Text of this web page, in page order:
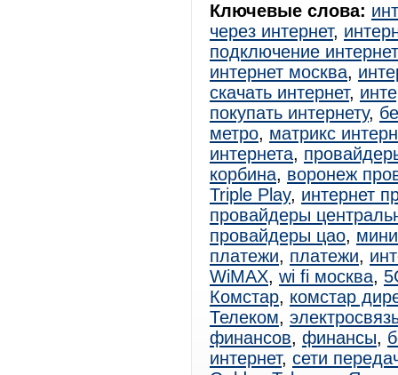
Ключевые слова:
через интернет,
подключение
интернет москва,
скачать интернет,
покупать интернету,
метро, матрикс
интернета,
корбина, воронеж
Triple Play, интернет
провайдеры
провайдеры цао,
платежи, платежи,
WiMAX, wi fi москва,
Комстар, комстар
Телеком,
финансов, финансы,
интернет, сети